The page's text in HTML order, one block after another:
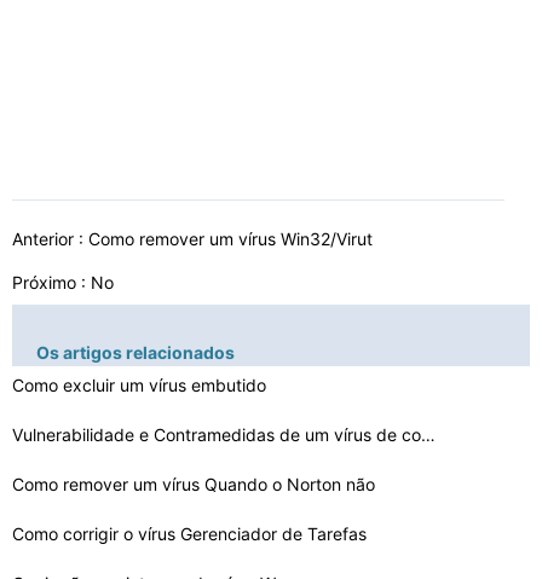
Anterior : Como remover um vírus Win32/Virut
Próximo : No
Os artigos relacionados
Como excluir um vírus embutido
Vulnerabilidade e Contramedidas de um vírus de computa…
Como remover um vírus Quando o Norton não
Como corrigir o vírus Gerenciador de Tarefas